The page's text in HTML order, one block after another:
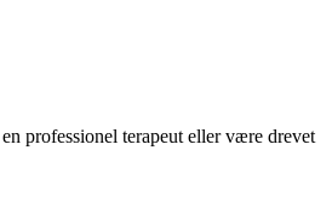
professionel terapeut eller være drevet